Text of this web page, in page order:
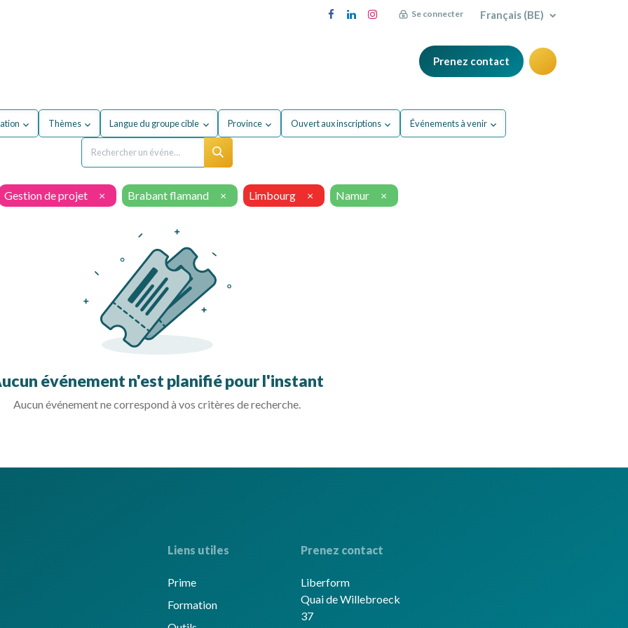
Se connecter Français (BE)
Prenez contact
Thèmes Langue du groupe cible Province Ouvert aux inscriptions Événements à venir
Gestion de projet × Brabant flamand × Limbourg × Namur ×
événement n'est planifié pour l'instant
Aucun événement ne correspond à vos critères de recherche.
Liens utiles
Prime
Formation
Prenez contact
Liberform
Quai de Willebroeck
37